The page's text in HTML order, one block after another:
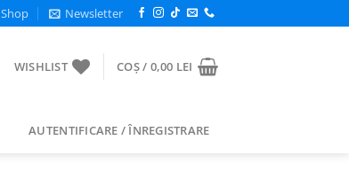
Shop Newsletter
WISHLIST COȘ / 0,00 LEI
AUTENTIFICARE / ÎNREGISTRARE